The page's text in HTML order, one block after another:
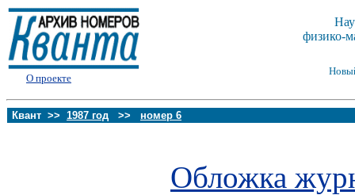
О проекте
физико-
Квант >> 1987 год >> номер 6
Обложка